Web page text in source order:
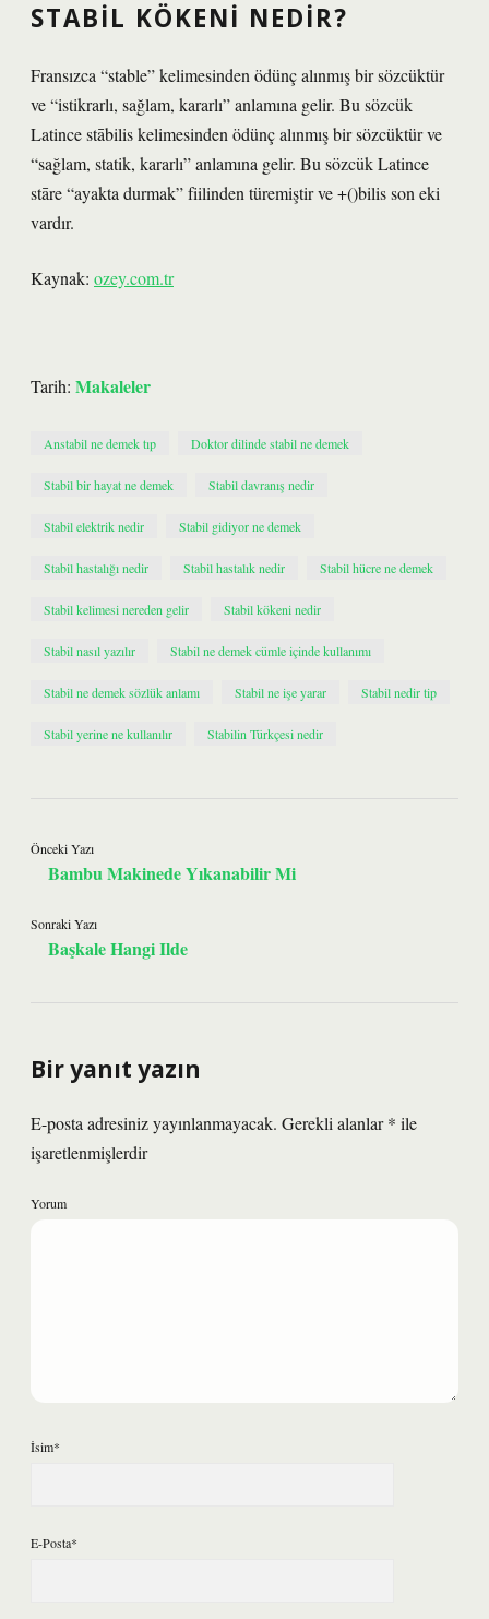
STABIL KÖKENI NEDIR?
Fransızca “stable” kelimesinden ödünç alınmış bir sözcüktür
ve “istikrarlı, sağlam, kararlı” anlamına gelir. Bu sözcük
Latince stābilis kelimesinden ödünç alınmış bir sözcüktür ve
“sağlam, statik, kararlı” anlamına gelir. Bu sözcük Latince
stāre “ayakta durmak” fiilinden türemiştir ve +()bilis son eki
vardır.
Kaynak: ozey.com.tr
Tarih: Makaleler
Anstabil ne demek tıp Doktor dilinde stabil ne demek
Stabil bir hayat ne demek Stabil davranış nedir
Stabil elektrik nedir Stabil gidiyor ne demek
Stabil hastalığı nedir Stabil hastalık nedir Stabil hücre ne demek
Stabil kelimesi nereden gelir Stabil kökeni nedir
Stabil nasıl yazılır Stabil ne demek cümle içinde kullanımı
Stabil ne demek sözlük anlamı Stabil ne işe yarar Stabil nedir tip
Stabil yerine ne kullanılır Stabilin Türkçesi nedir
Önceki Yazı
Bambu Makinede Yıkanabilir Mi
Sonraki Yazı
Başkale Hangi Ilde
Bir yanıt yazın
E-posta adresiniz yayınlanmayacak. Gerekli alanlar* ile
işaretlenmişlerdir
Yorum
İsim*
E-Posta*